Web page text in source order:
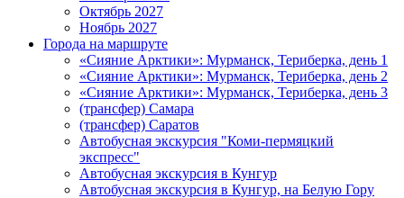
Октябрь 2027
Ноябрь 2027
Города на маршруте
«Сияние Арктики»: Мурманск, Териберка, день 1
«Сияние Арктики»: Мурманск, Териберка, день 2
«Сияние Арктики»: Мурманск, Териберка, день 3
(трансфер) Самара
(трансфер) Саратов
Автобусная экскурсия "Коми-пермяцкий
экспресс"
Автобусная экскурсия в Кунгур
Автобусная экскурсия в Кунгур, на Белую Гору